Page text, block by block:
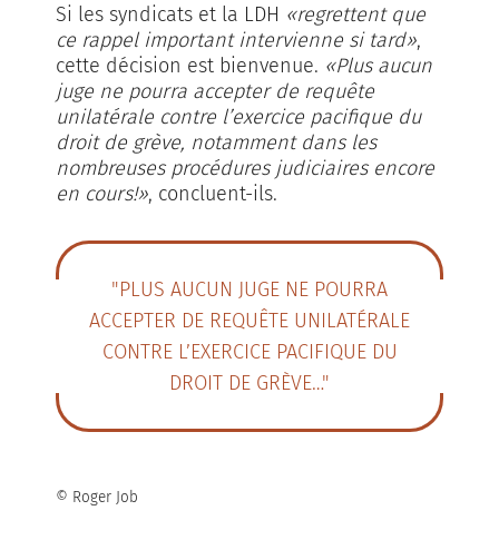
Si les syndicats et la LDH «regrettent que
ce rappel important intervienne si tard»,
cette décision est bienvenue. «Plus aucun
juge ne pourra accepter de requête
unilatérale contre l’exercice pacifique du
droit de grève, notamment dans les
nombreuses procédures judiciaires encore
en cours!», concluent-ils.
"PLUS AUCUN JUGE NE POURRA
ACCEPTER DE REQUÊTE UNILATÉRALE
CONTRE L’EXERCICE PACIFIQUE DU
DROIT DE GRÈVE…"
© Roger Job